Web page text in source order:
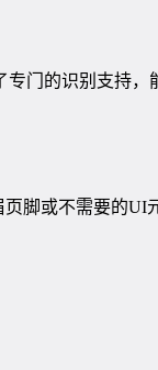
门的识别支持
脚或不需要的UI